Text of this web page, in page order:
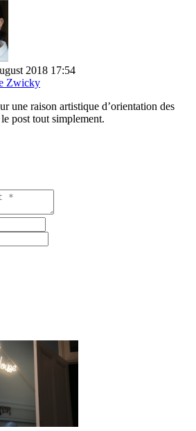
2018 17:54
Zwicky
une raison artistique d’orientation des
post tout simplement.